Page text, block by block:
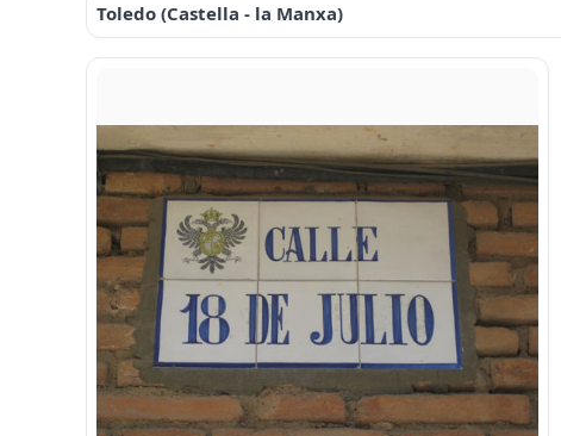
Toledo (Castella - la Manxa)